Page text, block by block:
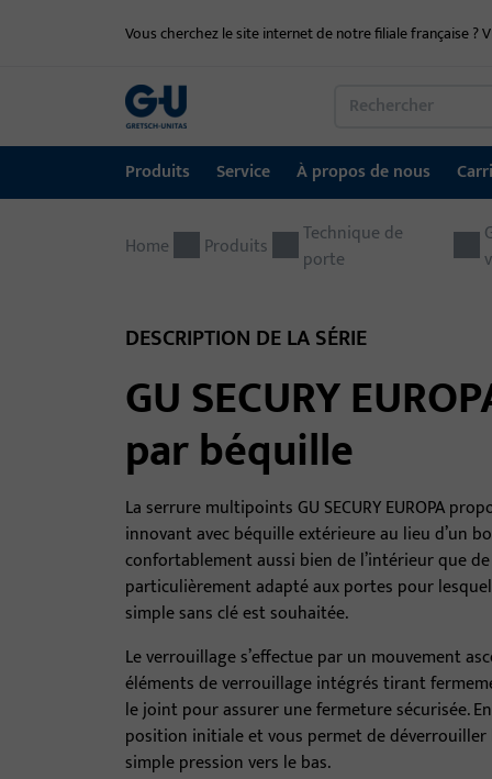
Vous cherchez le site internet de notre filiale française ?
Produits
Produits
Technique de porte
Systèmes d'entrée automatiques
Matériel de montage
Service
Service
À propos de nous
À propos de nous
Carrière
Références
Contact
Home Produits
Technique de
porte
DESCRIPTION DE LA SÉRIE
GU SECURY
par béquille
La serrure multipoints GU SECURY EUROPA
innovant avec béquille extérieure au lieu d’un
confortablement aussi bien de l’intérieur que de
particulièrement adapté aux portes pour
simple sans clé est souhaitée.
Le verrouillage s’effectue par un mouvement
éléments de verrouillage intégrés tirant
le joint pour assurer une fermeture sécurisée.
position initiale et vous permet de
simple pression vers le bas.